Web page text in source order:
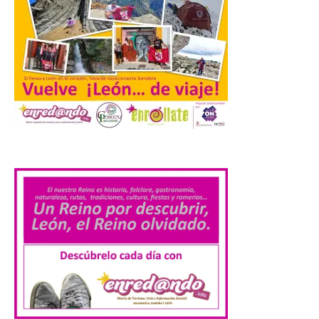
de…viaje. Una iniciativa
organizado por la sección
juvenil de la Asociación
Enróllate, la Asociación
Conceyu País Llionés y el Diario de
Turismo, Ocio e Información para
jóvenes “Enredando.info”. . La
decimoctava fotografía de León de…viaje
nos […]
actuar para salvar el
castillo del Asmesnal, un
BIC en estado de ruina
7 Ago 2026
Un Bien de Interés
Cultural abandonado
desde 1949. Los
procuradores leonesistas